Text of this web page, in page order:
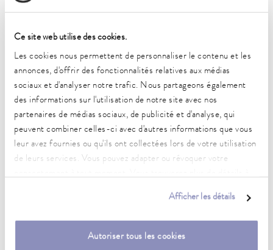
Ce site web utilise des cookies.
Les cookies nous permettent de personnaliser le contenu et les
annonces, d'offrir des fonctionnalités relatives aux médias
sociaux et d'analyser notre trafic. Nous partageons également
des informations sur l'utilisation de notre site avec nos
partenaires de médias sociaux, de publicité et d'analyse, qui
peuvent combiner celles-ci avec d'autres informations que vous
leur avez fournies ou qu'ils ont collectées lors de votre utilisation
de leurs services. Vous pouvez adapter ou révoquer votre
Afficher les détails
Autoriser tous les cookies
5 ... 40 °C
Constance de la température
0.01 ± K
Puissance de chauffe max.
2.1 kW
10 A